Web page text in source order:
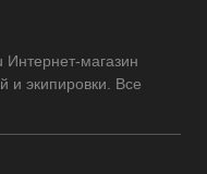
магазин
и экипировки. Все